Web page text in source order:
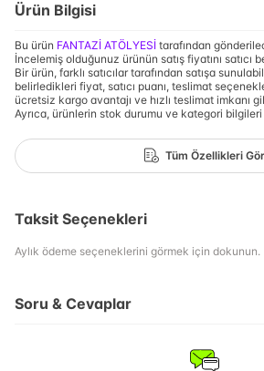
Ürün Bilgisi
Bu ürün FANTAZİ ATÖLYESİ tarafından
İncelemiş olduğunuz ürünün satış fiyatını satıcı
Bir ürün, farklı satıcılar tarafından satışa
belirledikleri fiyat, satıcı puanı, teslimat
ücretsiz kargo avantajı ve hızlı teslimat imkanı
Ayrıca, ürünlerin stok durumu ve kategori
Tüm Özellikleri Gör
Taksit Seçenekleri
Aylık ödeme seçeneklerini görmek için dokunun.
Soru & Cevaplar